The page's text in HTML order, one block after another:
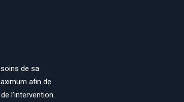
de sa
afin de
l’intervention.